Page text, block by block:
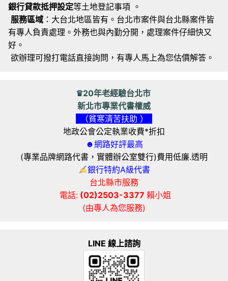
銀行貸款抵押設定等土地登記事項 。
服務區域 ：大台北地區皆有。台北市案件與台北縣案件皆
有專人負責處理。外務也與內勤分開，處理案件仔細快又
好。
欲辦理可撥打電話直接詢問，有專人馬上為您估價解答。
♛20年老經驗台北市
新北市專業代書權威
（貧寒清苦扶助 ）
地政公會公定執業收費*折扣
☻網路好評最高
(專業品牌網路代書，實體辦公室雙行)費用低廉.透明
銀行特約A級代書
台北縣市服務
電話: (02)2503-3377 賴小姐
(由專人為您服務)
LINE 線上諮詢